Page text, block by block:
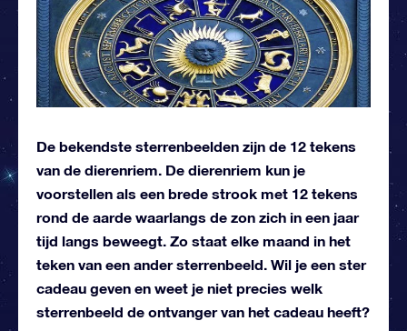
De bekendste sterrenbeelden zijn de 12 tekens
van de dierenriem. De dierenriem kun je
voorstellen als een brede strook met 12 tekens
rond de aarde waarlangs de zon zich in een jaar
tijd langs beweegt. Zo staat elke maand in het
teken van een ander sterrenbeeld. Wil je een ster
cadeau geven en weet je niet precies welk
sterrenbeeld de ontvanger van het cadeau heeft?